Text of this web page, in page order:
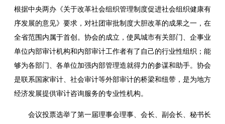
根据中央两办《关于改革社会组织管理制度促进社会组织健康有
序发展的意见》要求，对社团审批制度大胆改革的成果之一，在
全省范围内属于首创。协会的成立，使凤城市有关部门、企事业
单位内部审计机构和内部审计工作者有了自己的行业性组织；能
够为各部门、各单位加强内部管理造就得力的参谋和助手。协会
是联系国家审计、社会审计等外部审计的桥梁和纽带，是为地方
经济发展提供审计咨询服务的专业性机构。
会议投票选举了第一届理事会理事、会长、副会长、秘书长